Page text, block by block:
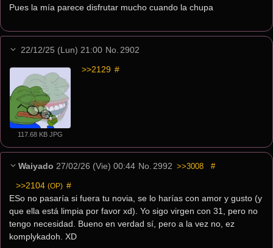
Pues la mía parece disfrutar mucho cuando la chupa
22/12/25 (Lun) 21:00 No. 2902
117.68 KB JPG
>>2129 #
Waiyado 27/02/26 (Vie) 00:44 No. 2992 >>3008 #
>>2104 (OP) #
ESo no pasaría si fuera tu novia, se lo harías con amor y gusto (y
que ella está limpia por favor xd). Yo sigo virgen con 31, pero no
tengo necesidad. Bueno en verdad sí, pero a la vez no, ez
komplykadoh. XD